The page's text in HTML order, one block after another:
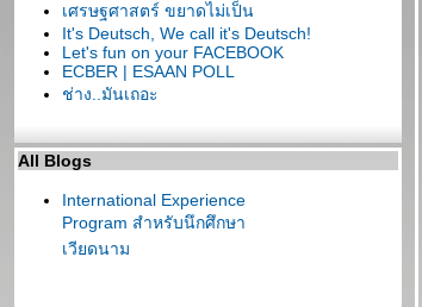
เศรษฐศาสตร์ ขยาดไม่เป็น
It's Deutsch, We call it's Deutsch!
Let's fun on your FACEBOOK
ECBER | ESAAN POLL
ช่าง..มันเถอะ
All Blogs
International Experience
Program สำหรับนึกศึกษา
เวียดนาม